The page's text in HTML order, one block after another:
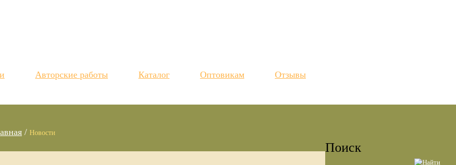
Авторские работы Каталог Оптовикам Отзывы
/ Новости
Поиск